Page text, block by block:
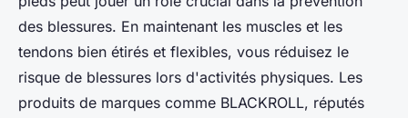
des blessures. En maintenant les muscles et les
tendons bien étirés et flexibles, vous réduisez le
risque de blessures lors d'activités physiques. Les
produits de marques comme BLACKROLL, réputés